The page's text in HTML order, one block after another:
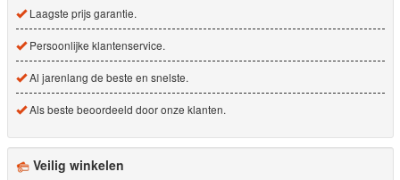
Laagste prijs garantie.
Persoonlijke klantenservice.
Al jarenlang de beste en snelste.
Als beste beoordeeld door onze klanten.
Veilig winkelen